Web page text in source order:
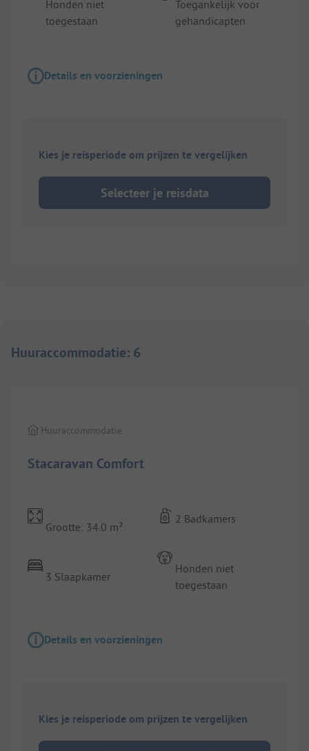
Honden niet
toegestaan
Toegankelijk voor
gehandicapten
Details en voorzieningen
Kies je reisperiode om prijzen te vergelijken
Selecteer je reisdata
Huuraccommodatie: 6
Stacaravan Comfort
Huuraccommodatie
Grootte: 34.0 m²
3 Slaapkamer
2 Badkamers
Honden niet
toegestaan
Details en voorzieningen
Kies je reisperiode om prijzen te vergelijken